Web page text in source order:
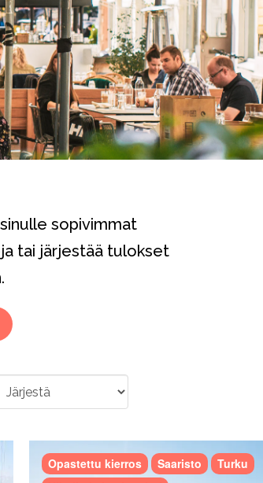
sopivimmat
tai järjestää tulokset
Opastettu kierros Saaristo
Turku